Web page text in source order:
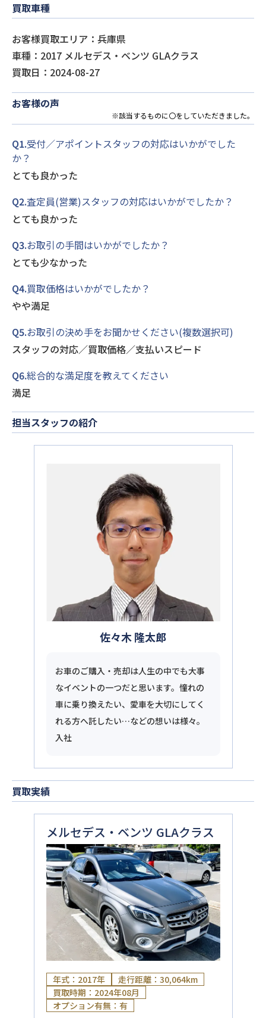
買取車種
お客様買取エリア：兵庫県
車種：2017 メルセデス・ベンツ GLAクラス
買取日：2024-08-27
お客様の声
※該当するものに〇をしていただきました。
Q1.受付／アポイントスタッフの対応はいかがでした
か？
とても良かった
Q2.査定員(営業)スタッフの対応はいかがでしたか？
とても良かった
Q3.お取引の手間はいかがでしたか？
とても少なかった
Q4.買取価格はいかがでしたか？
やや満足
Q5.お取引の決め手をお聞かせください(複数選択可)
スタッフの対応／買取価格／支払いスピード
Q6.総合的な満足度を教えてください
満足
担当スタッフの紹介
佐々木 隆太郎
お車のご購入・売却は人生の中でも大事
なイベントの一つだと思います。憧れの
車に乗り換えたい、愛車を大切にしてく
れる方へ託したい…などの想いは様々。
入社
買取実績
メルセデス・ベンツ GLAクラス
年式：2017年
走行距離：30,064km
買取時期：2024年08月
オプション有無：有